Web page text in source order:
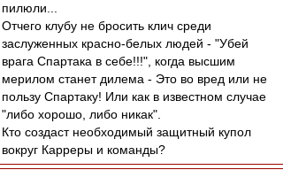
пилюли...
Отчего клубу не бросить клич среди
заслуженных красно-белых людей - "Убей
врага Спартака в себе!!!", когда высшим
мерилом станет дилема - Это во вред или не
пользу Спартаку! Или как в известном случае
"либо хорошо, либо никак".
Кто создаст необходимый защитный купол
вокруг Карреры и команды?